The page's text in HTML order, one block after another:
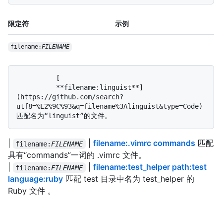
限定符 示例
filename:FILENAME
(https://github.com/search?
utf8=%E2%9C%93&q=filename%3Alinguist&type=Code)
filename: FILENAME filename:.vimrc commands 匹配
具有“commands”一词的 .vimrc 文件。
filename: FILENAME
filename:test_helper path:test
language:ruby 匹配 test 目录中名为 test_helper 的
Ruby 文件 。